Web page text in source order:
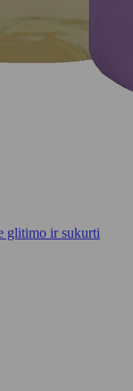
glitimo ir sukurti